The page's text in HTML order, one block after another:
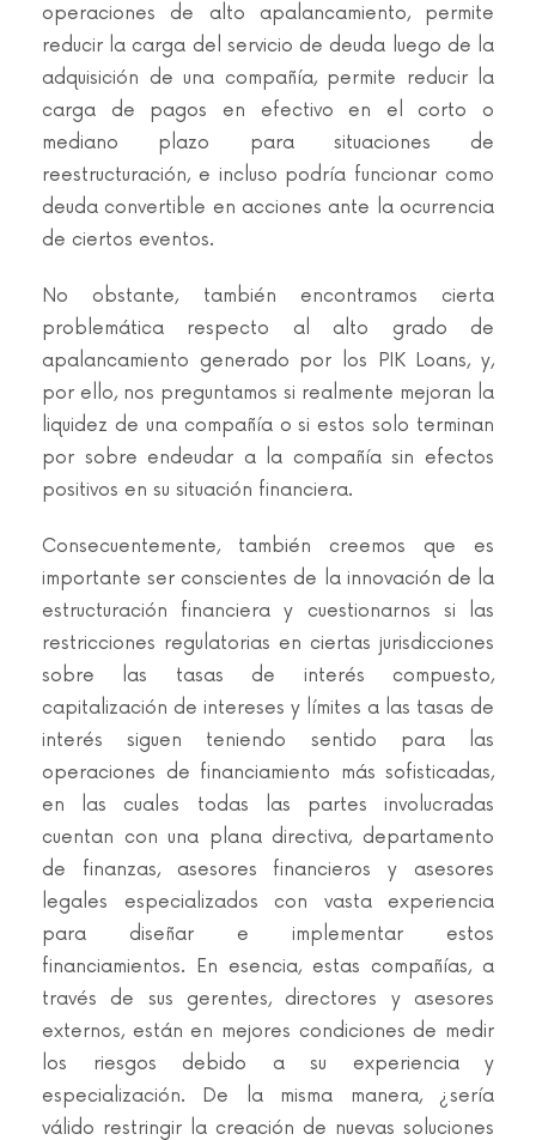
operaciones de alto apalancamiento, permite
reducir la carga del servicio de deuda luego de la
adquisición de una compañía, permite reducir la
carga de pagos en efectivo en el corto o
mediano plazo para situaciones de
reestructuración, e incluso podría funcionar como
deuda convertible en acciones ante la ocurrencia
de ciertos eventos.
No obstante, también encontramos cierta
problemática respecto al alto grado de
apalancamiento generado por los PIK Loans, y,
por ello, nos preguntamos si realmente mejoran la
liquidez de una compañía o si estos solo terminan
por sobre endeudar a la compañía sin efectos
positivos en su situación financiera.
Consecuentemente, también creemos que es
importante ser conscientes de la innovación de la
estructuración financiera y cuestionarnos si las
restricciones regulatorias en ciertas jurisdicciones
sobre las tasas de interés compuesto,
capitalización de intereses y límites a las tasas de
interés siguen teniendo sentido para las
operaciones de financiamiento más sofisticadas,
en las cuales todas las partes involucradas
cuentan con una plana directiva, departamento
de finanzas, asesores financieros y asesores
legales especializados con vasta experiencia
para diseñar e implementar estos
financiamientos. En esencia, estas compañías, a
través de sus gerentes, directores y asesores
externos, están en mejores condiciones de medir
los riesgos debido a su experiencia y
especialización. De la misma manera, ¿sería
válido restringir la creación de nuevas soluciones